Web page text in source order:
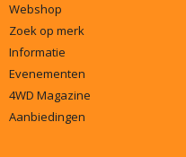
Webshop
Zoek op merk
Informatie
Evenementen
4WD Magazine
Aanbiedingen